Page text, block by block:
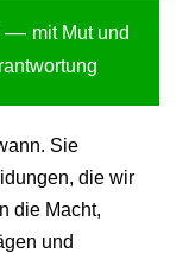
— mit Mut und
Sie
die wir
die Macht,
und